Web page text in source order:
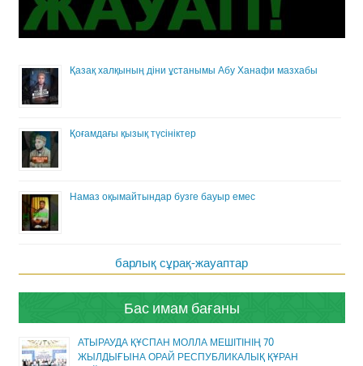
Қазақ халқының діни ұстанымы Абу Ханафи мазхабы
Қоғамдағы қызық түсініктер
Намаз оқымайтындар бузге бауыр емес
барлық сұрақ-жауаптар
Бас имам бағаны
АТЫРАУДА ҚҰСПАН МОЛЛА МЕШІТІНІҢ 70
ЖЫЛДЫҒЫНА ОРАЙ РЕСПУБЛИКАЛЫҚ ҚҰРАН